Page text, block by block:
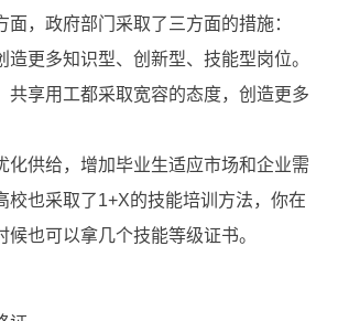
面，政府部门采取了三方面的措施：
更多知识型、创新型、技能型岗位。
共享用工都采取宽容的态度，创造更多
供给，增加毕业生适应市场和企业需
校也采取了1+X的技能培训方法，你在
候也可以拿几个技能等级证书。